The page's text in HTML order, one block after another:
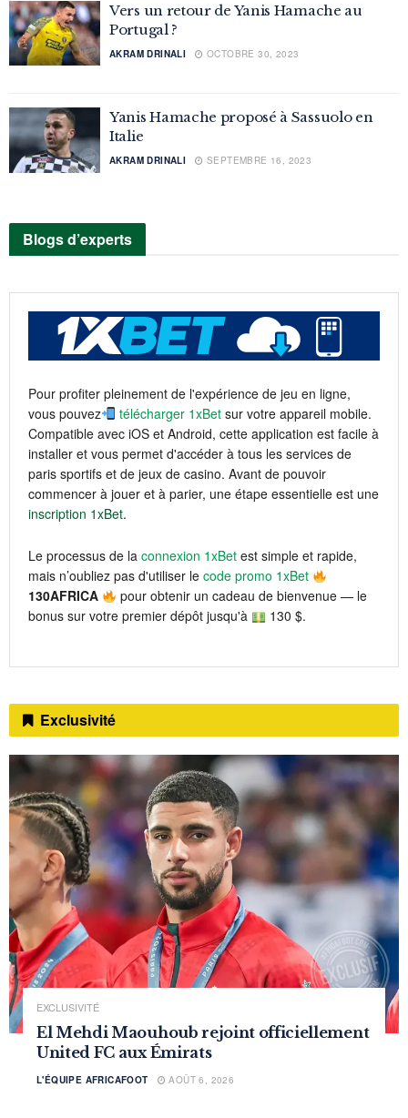
Vers un retour de Yanis Hamache au
Portugal ?
AKRAM DRINALI OCTOBRE 30, 2023
Yanis Hamache proposé à Sassuolo en
Italie
AKRAM DRINALI SEPTEMBRE 16, 2023
Blogs d’experts
Pour profiter pleinement de l'expérience de jeu en ligne,
vous pouvez
télécharger 1xBet sur votre appareil mobile.
Compatible avec iOS et Android, cette application est facile à
installer et vous permet d'accéder à tous les services de
paris sportifs et de jeux de casino. Avant de pouvoir
commencer à jouer et à parier, une étape essentielle est une
inscription 1xBet.
Le processus de la connexion 1xBet est simple et rapide,
mais n’oubliez pas d'utiliser le code promo 1xBet
130AFRICA
pour obtenir un cadeau de bienvenue — le
bonus sur votre premier dépôt jusqu'à
130 $.
Exclusivité
EXCLUSIVITÉ
El Mehdi Maouhoub rejoint officiellement
United FC aux Émirats
L'ÉQUIPE AFRICAFOOT AOÛT 6, 2026